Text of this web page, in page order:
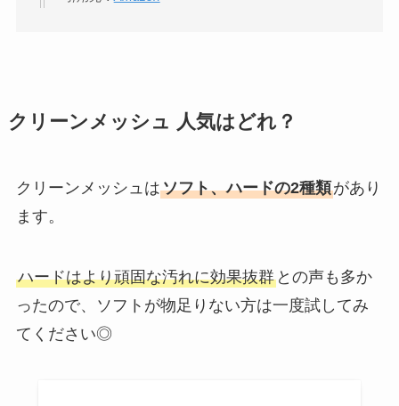
クリーンメッシュ 人気はどれ？
クリーンメッシュはソフト、ハードの2種類があり
ます。
ハードはより頑固な汚れに効果抜群との声も多か
ったので、ソフトが物足りない方は一度試してみ
てください◎